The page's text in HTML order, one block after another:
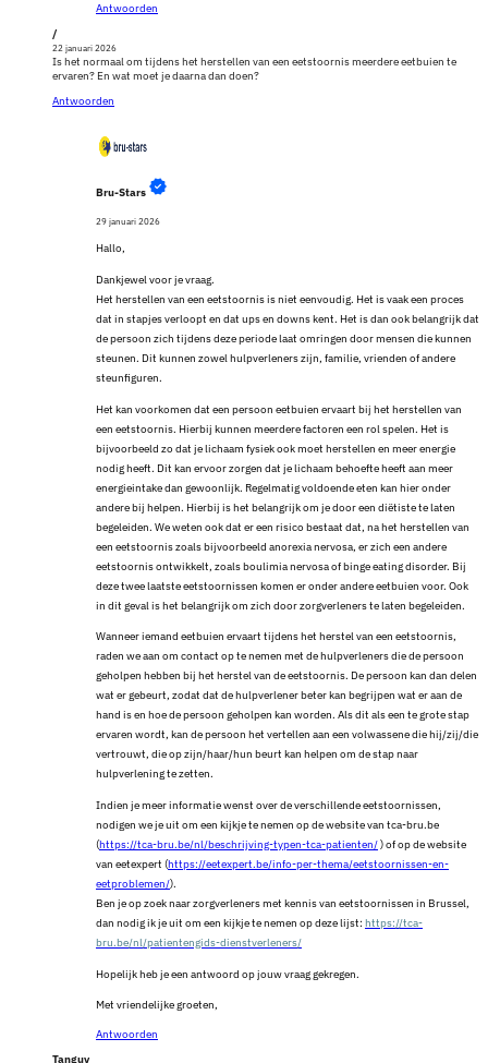
Antwoorden
/
22 januari 2026
Is het normaal om tijdens het herstellen van een eetstoornis meerdere eetbuien te
ervaren? En wat moet je daarna dan doen?
Antwoorden
Bru-Stars
29 januari 2026
Hallo,
Dankjewel voor je vraag.
Het herstellen van een eetstoornis is niet eenvoudig. Het is vaak een proces
dat in stapjes verloopt en dat ups en downs kent. Het is dan ook belangrijk dat
de persoon zich tijdens deze periode laat omringen door mensen die kunnen
steunen. Dit kunnen zowel hulpverleners zijn, familie, vrienden of andere
steunfiguren.
Het kan voorkomen dat een persoon eetbuien ervaart bij het herstellen van
een eetstoornis. Hierbij kunnen meerdere factoren een rol spelen. Het is
bijvoorbeeld zo dat je lichaam fysiek ook moet herstellen en meer energie
nodig heeft. Dit kan ervoor zorgen dat je lichaam behoefte heeft aan meer
energieintake dan gewoonlijk. Regelmatig voldoende eten kan hier onder
andere bij helpen. Hierbij is het belangrijk om je door een diëtiste te laten
begeleiden. We weten ook dat er een risico bestaat dat, na het herstellen van
een eetstoornis zoals bijvoorbeeld anorexia nervosa, er zich een andere
eetstoornis ontwikkelt, zoals boulimia nervosa of binge eating disorder. Bij
deze twee laatste eetstoornissen komen er onder andere eetbuien voor. Ook
in dit geval is het belangrijk om zich door zorgverleners te laten begeleiden.
Wanneer iemand eetbuien ervaart tijdens het herstel van een eetstoornis,
raden we aan om contact op te nemen met de hulpverleners die de persoon
geholpen hebben bij het herstel van de eetstoornis. De persoon kan dan delen
wat er gebeurt, zodat dat de hulpverlener beter kan begrijpen wat er aan de
hand is en hoe de persoon geholpen kan worden. Als dit als een te grote stap
ervaren wordt, kan de persoon het vertellen aan een volwassene die hij/zij/die
vertrouwt, die op zijn/haar/hun beurt kan helpen om de stap naar
hulpverlening te zetten.
Indien je meer informatie wenst over de verschillende eetstoornissen,
nodigen we je uit om een kijkje te nemen op de website van tca-bru.be
(https://tca-bru.be/nl/beschrijving-typen-tca-patienten/) of op de website
van eetexpert (https://eetexpert.be/info-per-thema/eetstoornissen-en-
eetproblemen/).
Ben je op zoek naar zorgverleners met kennis van eetstoornissen in Brussel,
dan nodig ik je uit om een kijkje te nemen op deze lijst: https://tca-
bru.be/nl/patientengids-dienstverleners/
Hopelijk heb je een antwoord op jouw vraag gekregen.
Met vriendelijke groeten,
Antwoorden
Tanguy